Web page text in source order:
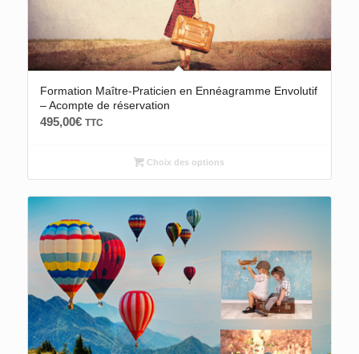
Formation Maître-Praticien en Ennéagramme Envolutif
– Acompte de réservation
495,00€ TTC
Choix des options